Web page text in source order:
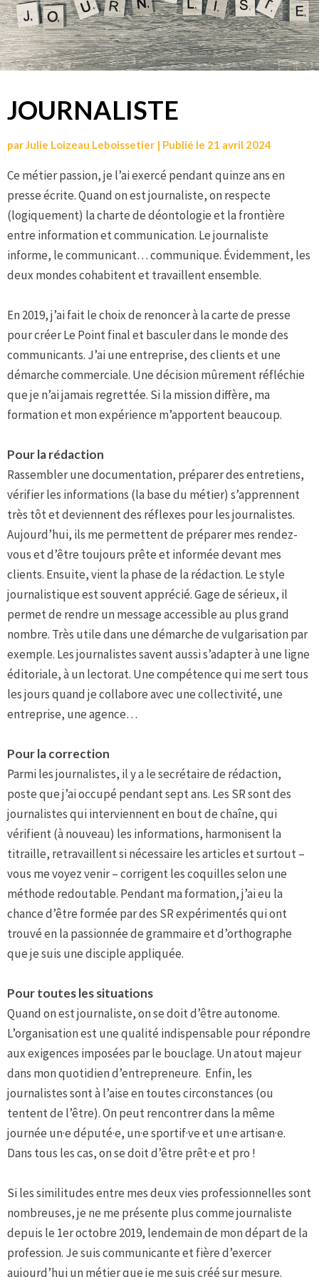
JOURNALISTE
parJulie Loizeau Leboissetier | Publié le 21 avril 2024
Ce métier passion, je l’ai exercé pendant quinze ans en
presse écrite. Quand on est journaliste, on respecte
(logiquement) la charte de déontologie et la frontière
entre information et communication. Le journaliste
informe, le communicant… communique. Évidemment, les
deux mondes cohabitent et travaillent ensemble.
En 2019, j’ai fait le choix de renoncer à la carte de presse
pour créer Le Point final et basculer dans le monde des
communicants. J’ai une entreprise, des clients et une
démarche commerciale. Une décision mûrement réfléchie
que je n’ai jamais regrettée. Si la mission diffère, ma
formation et mon expérience m’apportent beaucoup.
Pour la rédaction
Rassembler une documentation, préparer des entretiens,
vérifier les informations (la base du métier) s’apprennent
très tôt et deviennent des réflexes pour les journalistes.
Aujourd’hui, ils me permettent de préparer mes rendez-
vous et d’être toujours prête et informée devant mes
clients. Ensuite, vient la phase de la rédaction. Le style
journalistique est souvent apprécié. Gage de sérieux, il
permet de rendre un message accessible au plus grand
nombre. Très utile dans une démarche de vulgarisation par
exemple. Les journalistes savent aussi s’adapter à une ligne
éditoriale, à un lectorat. Une compétence qui me sert tous
les jours quand je collabore avec une collectivité, une
entreprise, une agence…
Pour la correction
Parmi les journalistes, il y a le secrétaire de rédaction,
poste que j’ai occupé pendant sept ans. Les SR sont des
journalistes qui interviennent en bout de chaîne, qui
vérifient (à nouveau) les informations, harmonisent la
titraille, retravaillent si nécessaire les articles et surtout –
vous me voyez venir – corrigent les coquilles selon une
méthode redoutable. Pendant ma formation, j’ai eu la
chance d’être formée par des SR expérimentés qui ont
trouvé en la passionnée de grammaire et d’orthographe
que je suis une disciple appliquée.
Pour toutes les situations
Quand on est journaliste, on se doit d’être autonome.
L’organisation est une qualité indispensable pour répondre
aux exigences imposées par le bouclage. Un atout majeur
dans mon quotidien d’entrepreneure. Enfin, les
journalistes sont à l’aise en toutes circonstances (ou
tentent de l’être). On peut rencontrer dans la même
journée un·e député·e, un·e sportif·ve et un·e artisan·e.
Dans tous les cas, on se doit d’être prêt·e et pro !
Si les similitudes entre mes deux vies professionnelles sont
nombreuses, je ne me présente plus comme journaliste
depuis le 1er octobre 2019, lendemain de mon départ de la
profession. Je suis communicante et fière d’exercer
aujourd’hui un métier que je me suis créé sur mesure.